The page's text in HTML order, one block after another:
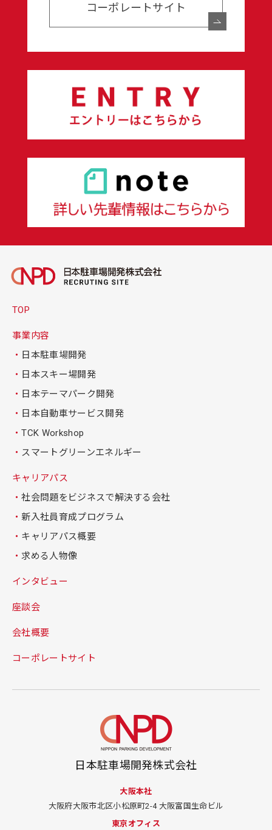
コーポレートサイト
日本駐車場開発株式会社
大阪本社
大阪府大阪市北区小松原町2-4大阪富国生命ビル
東京オフィス
TOP
事業内容
日本駐車場開発
日本スキー場開発
日本テーマパーク開発
日本自動車サービス開発
TCK Workshop
スマートグリーンエネルギー
キャリアパス
社会問題をビジネスで解決する会社
新入社員育成プログラム
キャリアパス概要
求める人物像
インタビュー
座談会
会社概要
コーポレートサイト